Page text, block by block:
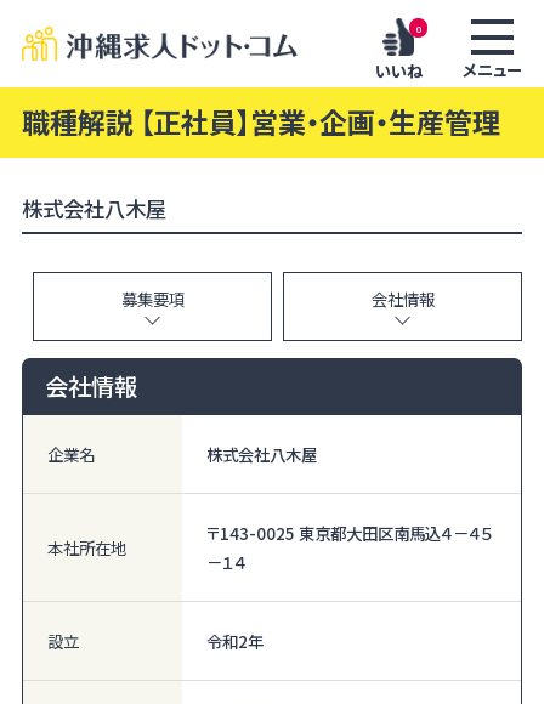
0
いいね メニュー
職種解説 【正社員】営業・企画・生産管理
株式会社八木屋
募集要項 会社情報
会社情報
企業名 株式会社八木屋
本社所在地
〒143-0025 東京都大田区南馬込４－４５
－１４
設立 令和2年